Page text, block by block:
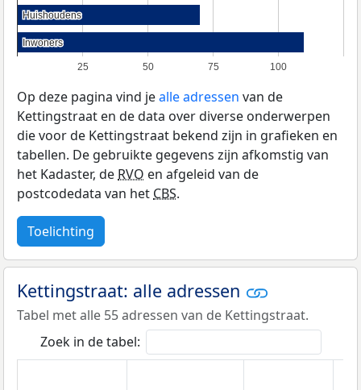
25 50 75 100
Huishoudens
Huishoudens
Inwoners
Inwoners
Op deze pagina vind jealle adressen van de
Kettingstraat en de data over diverse onderwerpen
die voor de Kettingstraat bekend zijn in grafieken en
tabellen. De gebruikte gegevens zijn afkomstig van
het Kadaster, de RVO en afgeleid van de
postcodedata van het CBS.
Toelichting
Kettingstraat: alle adressen
Tabel met alle 55 adressen van de Kettingstraat.
Zoek in de tabel: